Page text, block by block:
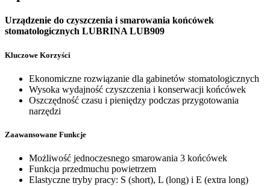
Urządzenie do czyszczenia i smarowania końcówek
stomatologicznych LUBRINA LUB909
Kluczowe Korzyści
Ekonomiczne rozwiązanie dla gabinetów stomatologicznych
Wysoka wydajność czyszczenia i konserwacji końcówek
Oszczędność czasu i pieniędzy podczas przygotowania
narzędzi
Zaawansowane Funkcje
Możliwość jednoczesnego smarowania 3 końcówek
Funkcja przedmuchu powietrzem
Elastyczne tryby pracy: S (short), L (long) i E (extra long)